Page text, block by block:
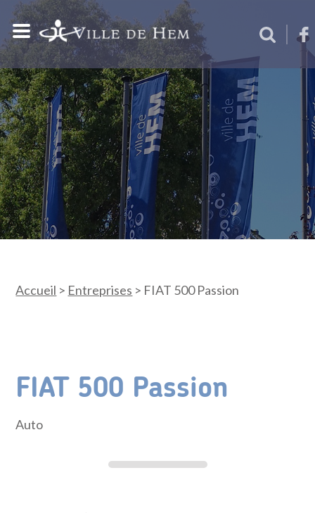
Accueil > Entreprises > FIAT 500 Passion
FIAT 500 Passion
Auto